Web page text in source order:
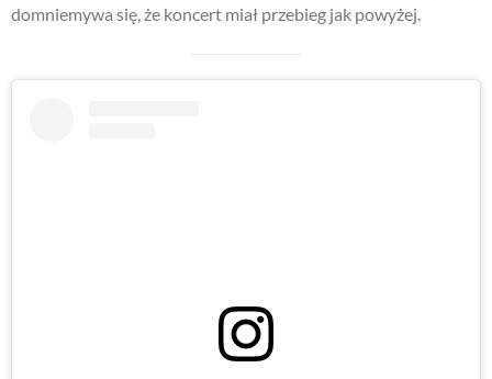
domniemywa się, że koncert miał przebieg jak powyżej.